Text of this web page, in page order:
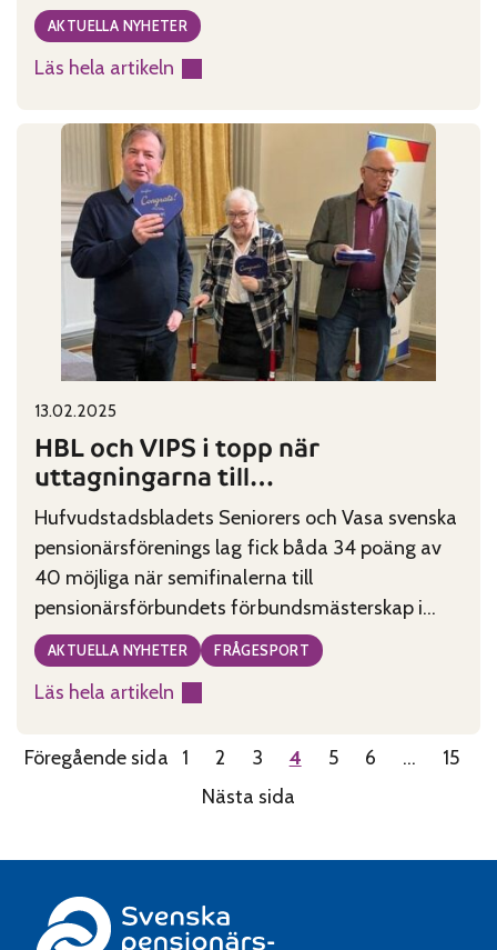
God Tid, i apparna eVbl, eÖT eller eSydin under
tre månader.
AKTUELLA NYHETER
Läs hela artikeln
:
nya
vänner
Published on:
13.02.2025
HBL och VIPS i topp när
uttagningarna till
frågesportsfinalen avgjordes
Hufvudstadsbladets Seniorers och Vasa svenska
pensionärsförenings lag fick båda 34 poäng av
40 möjliga när semifinalerna till
pensionärsförbundets förbundsmästerskap i
frågesport avgjordes den 12 februari.
Categories:
AKTUELLA NYHETER FRÅGESPORT
Läs hela artikeln
:
och
topp
uttagningarna
Föregående sida 1 2 3 4 5 6 …
15
Nästa sida